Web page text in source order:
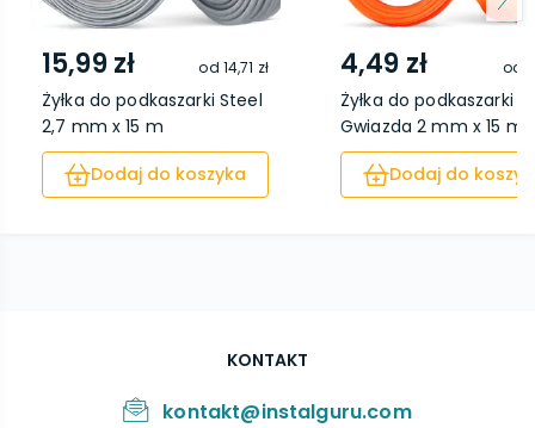
15,99 zł od 14,71 zł
Żyłka do podkaszarki Steel
2,7 mm x 15 m
Dodaj do koszyka
4,49 zł od
Żyłka do podkaszarki
Gwiazda 2 mm x 15 m
Dodaj do
KONTAKT
kontakt@instalguru.com